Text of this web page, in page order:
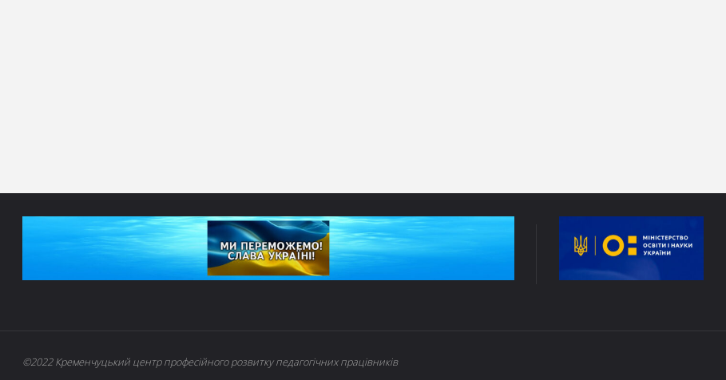
©2022 Кременчуцький центр професійного розвитку педагогічних працівників